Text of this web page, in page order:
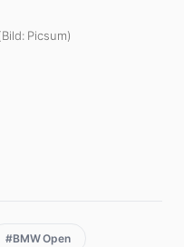
Picsum)
#BMW Open